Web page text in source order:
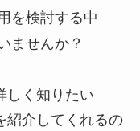
を検討する中
ませんか？
しく知りたい
紹介してくれるの